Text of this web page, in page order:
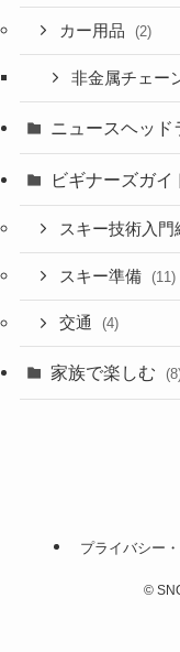
カー用品 (2)
非金属チェー
ニュースヘッド
ビギナーズガイ
スキー技術入門
スキー準備 (11)
交通 (4)
家族で楽しむ
プライバシー
©